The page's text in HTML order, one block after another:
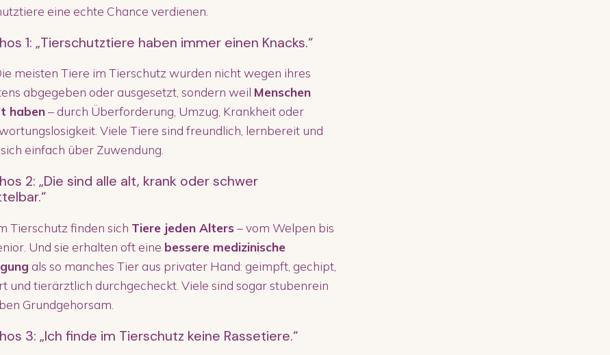
eine echte Chance verdienen.
1: „Tierschutztiere haben immer einen Knacks.“
meisten Tiere im Tierschutz wurden nicht wegen ihres
abgegeben oder ausgesetzt, sondern weil Menschen
haben– durch Überforderung, Umzug, Krankheit oder
Viele Tiere sind freundlich, lernbereit und
einfach über Zuwendung.
2: „Die sind alle alt, krank oder schwer
Tierschutz finden sich Tiere jeden Alters– vom Welpen bis
Und sie erhalten oft eine bessere medizinische
als so manches Tier aus privater Hand: geimpft, gechipt,
und tierärztlich durchgecheckt. Viele sind sogar stubenrein
Grundgehorsam.
3: „Ich finde im Tierschutz keine Rassetiere.“